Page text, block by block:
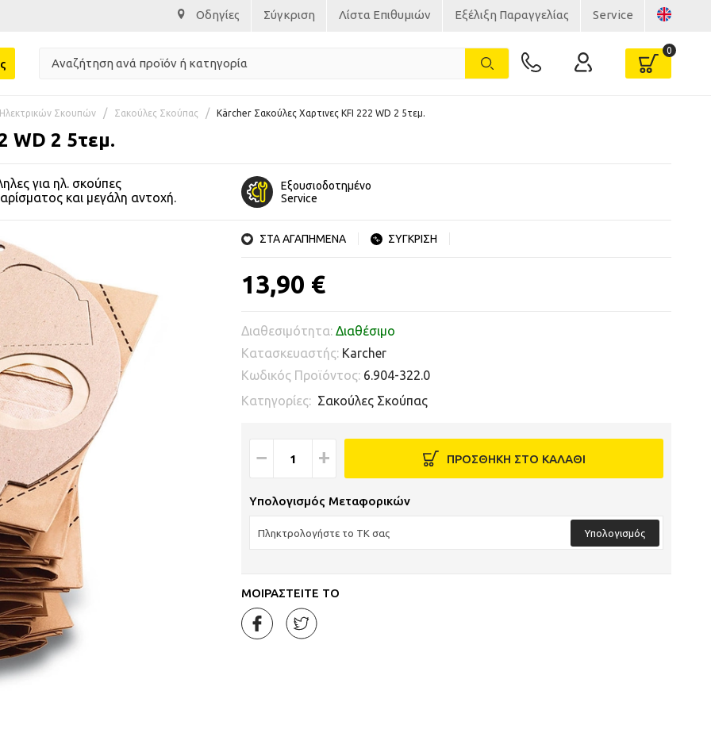
Οδηγίες Σύγκριση Λίστα Επιθυμιών Εξέλιξη Παραγγελίας Service
Ηλεκτρικών Σκουπών Σακούλες Σκούπας Kärcher Σακούλες Χαρτινες KFI 222 WD 2 5τεμ.
WD 2 5τεμ.
για ηλ. σκούπες
και μεγάλη αντοχή.
Εξουσιοδοτημένο
Service
ΣΤΑ ΑΓΑΠΗΜΕΝΑ ΣΥΓΚΡΙΣΗ
13,90 €
Διαθεσιμότητα: Διαθέσιμο
Κατασκευαστής: Karcher
Κωδικός Προϊόντος: 6.904-322.0
Κατηγορίες: Σακούλες Σκούπας
− + ΠΡΟΣΘΗΚΗ ΣΤΟ ΚΑΛΑΘΙ
Υπολογισμός Μεταφορικών
Υπολογισμός
ΜΟΙΡΑΣΤΕΙΤΕ ΤΟ